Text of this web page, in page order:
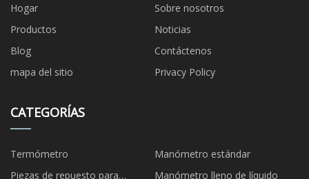
Hogar
Sobre nosotros
Productos
Noticias
Blog
Contáctenos
mapa del sitio
Privacy Policy
CATEGORÍAS
Termómetro
Manómetro estándar
Piezas de repuesto para
Manómetro lleno de líquido